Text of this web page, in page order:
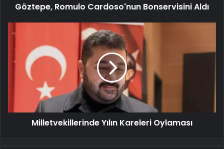
Göztepe, Romulo Cardoso'nun Bonservisini Aldı
Kareleri
Oylaması
Milletvekillerinde Yılın Kareleri Oylaması